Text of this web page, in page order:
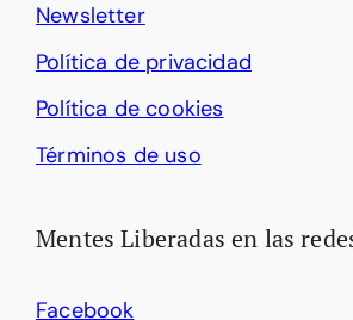
Newsletter
Política de privacidad
Política de cookies
Términos de uso
Mentes Liberadas en las
Facebook